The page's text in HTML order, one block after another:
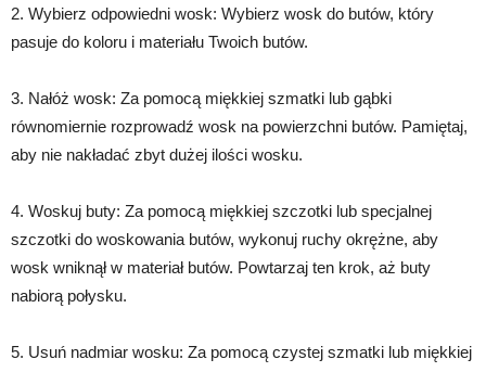
2. Wybierz odpowiedni wosk: Wybierz wosk do butów, który
pasuje do koloru i materiału Twoich butów.
3. Nałóż wosk: Za pomocą miękkiej szmatki lub gąbki
równomiernie rozprowadź wosk na powierzchni butów. Pamiętaj,
aby nie nakładać zbyt dużej ilości wosku.
4. Woskuj buty: Za pomocą miękkiej szczotki lub specjalnej
szczotki do woskowania butów, wykonuj ruchy okrężne, aby
wosk wniknął w materiał butów. Powtarzaj ten krok, aż buty
nabiorą połysku.
5. Usuń nadmiar wosku: Za pomocą czystej szmatki lub miękkiej